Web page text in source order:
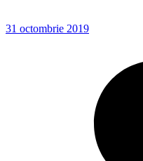
31 octombrie 2019